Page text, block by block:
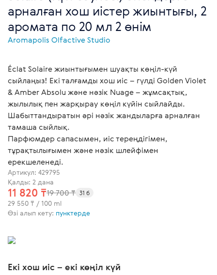
арналған хош иістер жиынтығы, 2
аромата по 20 мл 2 өнім
Aromapolis Olfactive Studio
Éclat Solaire жиынтығымен шуақты көңіл-күй
сыйлаңыз! Екі талғамды хош иіс – гүлді Golden Violet
& Amber Absolu және нәзік Nuage – жұмсақтық,
жылылық пен жарқырау көңіл күйін сыйлайды.
Шабыттандыратын әрі нәзік жандыларға арналған
тамаша сыйлық.
Парфюмдер сапасымен, иіс тереңдігімен,
тұрақтылығымен және нәзік шлейфімен
ерекшеленеді.
Артикул: 429795
Қалды: 2 дана
11 820 ₸19 700 ₸ 31 б
29 550 ₸ / 100 ml
Өзі алып кету: пунктерде
Екі хош иіс – екі көңіл күй